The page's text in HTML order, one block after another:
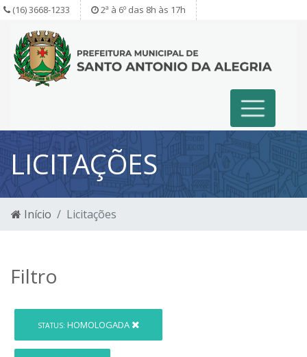
(16) 3668-1233 2ª à 6º das 8h às 17h
LICITAÇÕES
Início Licitações
Filtro
STATUS: HOMOLOGADA